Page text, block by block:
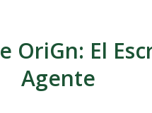
OriGn: El
Agente